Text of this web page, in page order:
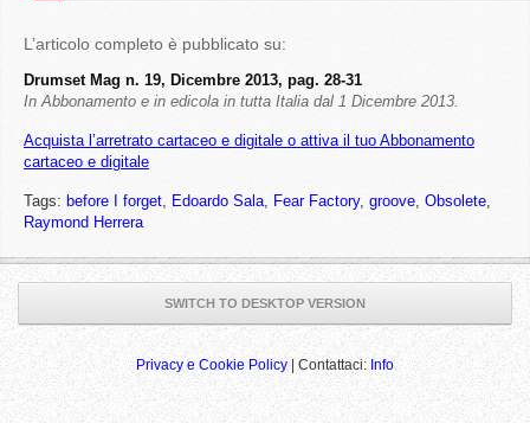
L’articolo completo è pubblicato su:
Drumset Mag n. 19, Dicembre 2013, pag. 28-31
In Abbonamento e in edicola in tutta Italia dal 1 Dicembre 2013.
Acquista l’arretrato cartaceo e digitale o attiva il tuo Abbonamento
cartaceo e digitale
Tags: before I forget, Edoardo Sala, Fear Factory, groove, Obsolete,
Raymond Herrera
SWITCH TO DESKTOP VERSION
Privacy e Cookie Policy| Contattaci:Info